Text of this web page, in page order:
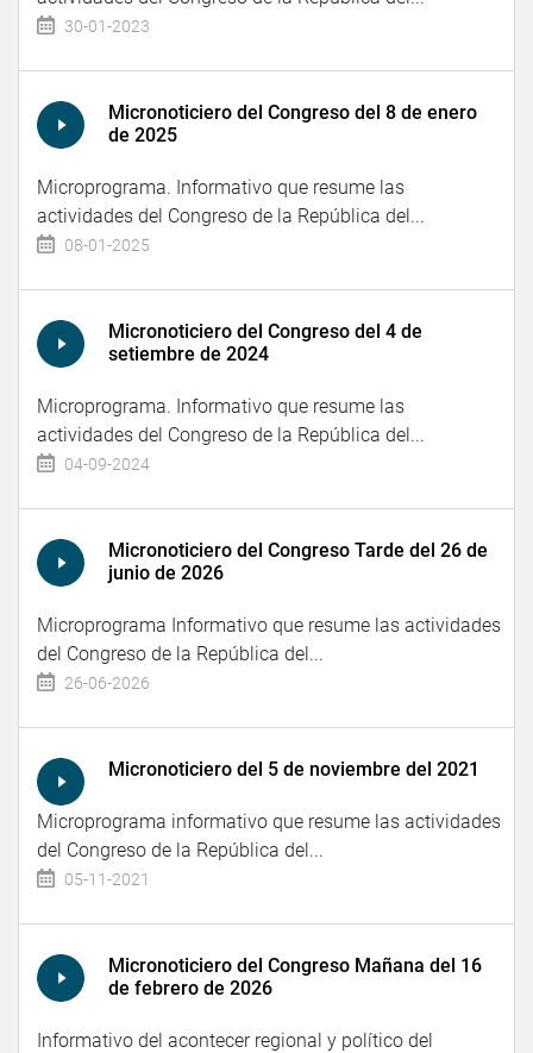
30-01-2023
Micronoticiero del Congreso del 8 de enero
de 2025
Microprograma. Informativo que resume las
actividades del Congreso de la República del...
08-01-2025
Micronoticiero del Congreso del 4 de
setiembre de 2024
Microprograma. Informativo que resume las
actividades del Congreso de la República del...
04-09-2024
Micronoticiero del Congreso Tarde del 26 de
junio de 2026
Microprograma Informativo que resume las actividades
del Congreso de la República del...
26-06-2026
Micronoticiero del 5 de noviembre del 2021
Microprograma informativo que resume las actividades
del Congreso de la República del...
05-11-2021
Micronoticiero del Congreso Mañana del 16
de febrero de 2026
Informativo del acontecer regional y político del